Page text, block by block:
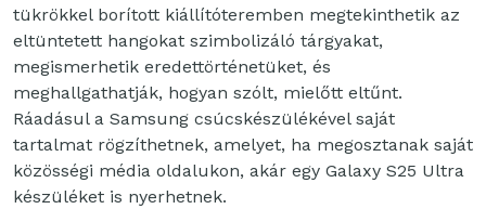
tükrökkel borított kiállítóteremben megtekinthetik az
eltüntetett hangokat szimbolizáló tárgyakat,
megismerhetik eredettörténetüket, és
meghallgathatják, hogyan szólt, mielőtt eltűnt.
Ráadásul a Samsung csúcskészülékével saját
tartalmat rögzíthetnek, amelyet, ha megosztanak saját
közösségi média oldalukon, akár egy Galaxy S25 Ultra
készüléket is nyerhetnek.